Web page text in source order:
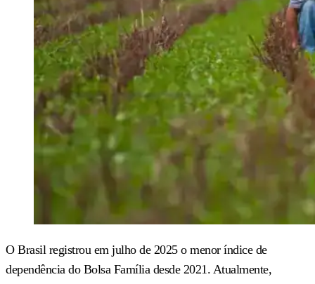
O Brasil registrou em julho de 2025 o menor índice de
dependência do Bolsa Família desde 2021. Atualmente,